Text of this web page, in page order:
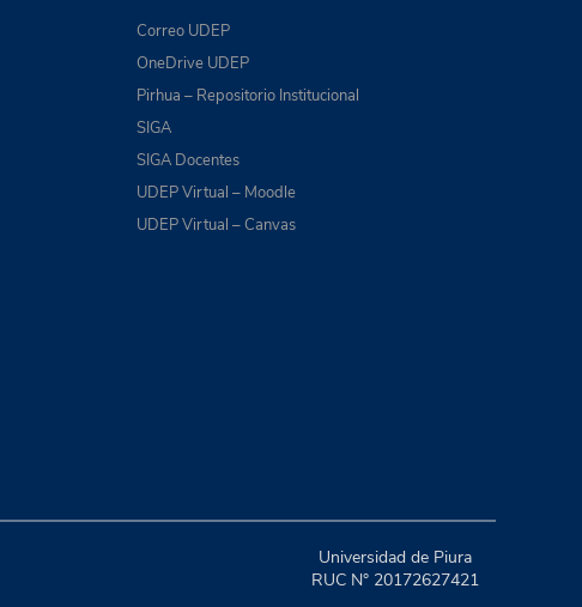
Correo UDEP
OneDrive UDEP
Pirhua – Repositorio Institucional
SIGA
SIGA Docentes
UDEP Virtual – Moodle
UDEP Virtual – Canvas
Universidad de Piura
RUC N° 20172627421